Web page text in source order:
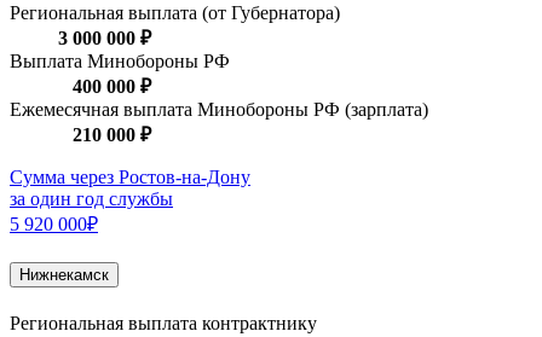
Региональная выплата (от Губернатора)
3 000 000 ₽
Выплата Минобороны РФ
400 000 ₽
Ежемесячная выплата Минобороны РФ (зарплата)
210 000 ₽
Сумма через Ростов-на-Дону
за один год службы
5 920 000₽
Нижнекамск
Региональная выплата контрактнику